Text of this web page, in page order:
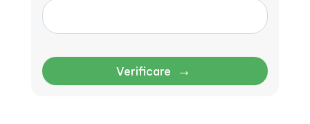
Verificare →